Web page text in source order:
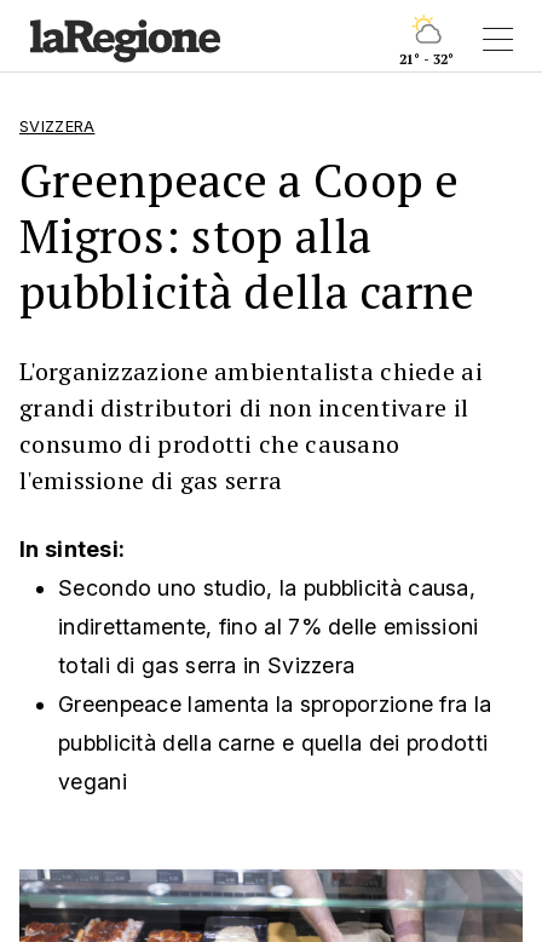
21° - 32°
SVIZZERA
Greenpeace a Coop e
Migros: stop alla
pubblicità della carne
L'organizzazione ambientalista chiede ai
grandi distributori di non incentivare il
consumo di prodotti che causano
l'emissione di gas serra
In sintesi:
Secondo uno studio, la pubblicità causa,
indirettamente, fino al 7% delle emissioni
totali di gas serra in Svizzera
Greenpeace lamenta la sproporzione fra la
pubblicità della carne e quella dei prodotti
vegani